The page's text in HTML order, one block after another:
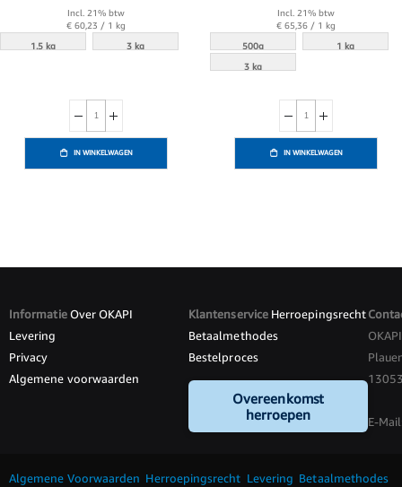
Incl. 21% btw
€ 60,23 / 1 kg
1.5 kg
3 kg
IN WINKELWAGEN
Incl. 21% btw
€ 65,36 / 1 kg
500g
1 kg
3 kg
IN WINKELWAGEN
Informatie Over OKAPI
Levering
Privacy
Algemene voorwaarden
Klantenservice Herroepingsrecht
Betaalmethodes
Bestelproces
Overeenkomst
herroepen
E-
Algemene Voorwaarden Herroepingsrecht Levering Betaalmethodes